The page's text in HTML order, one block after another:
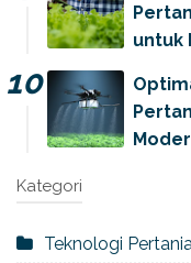
untuk
Kategori
Teknologi